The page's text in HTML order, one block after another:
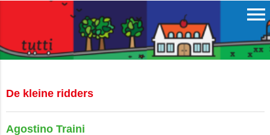
menu
De kleine ridders
Agostino Traini